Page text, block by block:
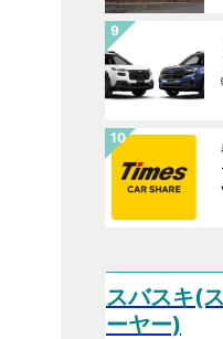
スバスキ(
ーヤー)